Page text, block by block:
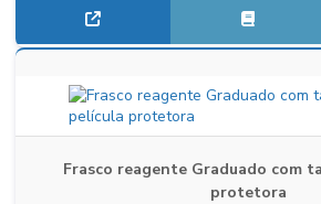
Frasco reagente Graduado com
protetora